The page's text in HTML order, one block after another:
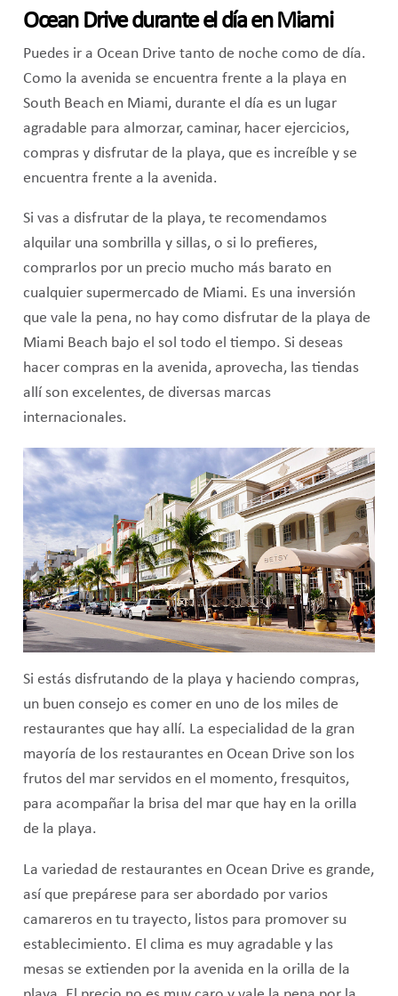
Ocean Drive durante el día en Miami
Puedes ir a Ocean Drive tanto de noche como de día.
Como la avenida se encuentra frente a la playa en
South Beach en Miami, durante el día es un lugar
agradable para almorzar, caminar, hacer ejercicios,
compras y disfrutar de la playa, que es increíble y se
encuentra frente a la avenida.
Si vas a disfrutar de la playa, te recomendamos
alquilar una sombrilla y sillas, o si lo prefieres,
comprarlos por un precio mucho más barato en
cualquier supermercado de Miami. Es una inversión
que vale la pena, no hay como disfrutar de la playa de
Miami Beach bajo el sol todo el tiempo. Si deseas
hacer compras en la avenida, aprovecha, las tiendas
allí son excelentes, de diversas marcas
internacionales.
Si estás disfrutando de la playa y haciendo compras,
un buen consejo es comer en uno de los miles de
restaurantes que hay allí. La especialidad de la gran
mayoría de los restaurantes en Ocean Drive son los
frutos del mar servidos en el momento, fresquitos,
para acompañar la brisa del mar que hay en la orilla
de la playa.
La variedad de restaurantes en Ocean Drive es grande,
así que prepárese para ser abordado por varios
camareros en tu trayecto, listos para promover su
establecimiento. El clima es muy agradable y las
mesas se extienden por la avenida en la orilla de la